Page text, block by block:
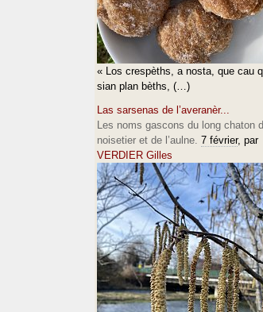
« Los crespèths, a nosta, que cau
sian plan bèths, (…)
Las sarsenas de l’averanèr...
Les noms gascons du long chaton
noisetier et de l’aulne. 7 février, par
VERDIER Gilles